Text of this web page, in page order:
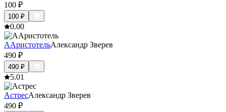
100 ₽
100 ₽
0.00
ААристотельАлександр Зверев
490 ₽
490 ₽
5.01
АстресАлександр Зверев
490 ₽